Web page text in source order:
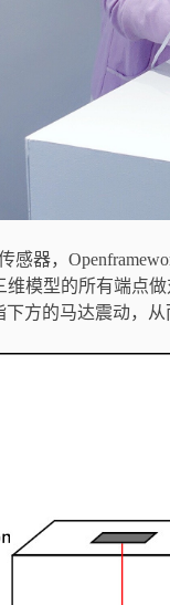
感器，
维模型的所有端点
方的马达震动，从